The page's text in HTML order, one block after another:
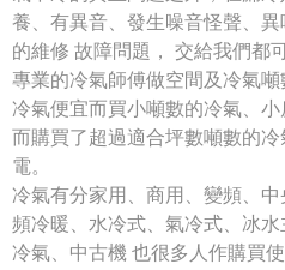
養、有異音、發生噪音怪聲、
的維修 故障問題， 交給我們都
專業的冷氣師傅做空間及冷氣
冷氣便宜而買小噸數的冷氣、小
而購買了超過適合坪數噸數的
電。
冷氣有分家用、商用、變頻、
頻冷暖、水冷式、氣冷式、冰
冷氣、中古機 也很多人作購買使